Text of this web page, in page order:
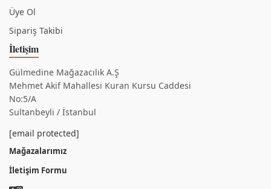
Üye Ol
Sipariş Takibi
İletişim
Gülmedine Mağazacılık A.Ş
Mehmet Akif Mahallesi Kuran Kursu Caddesi
No:5/A
Sultanbeyli / İstanbul
[email protected]
Mağazalarımız
İletişim Formu